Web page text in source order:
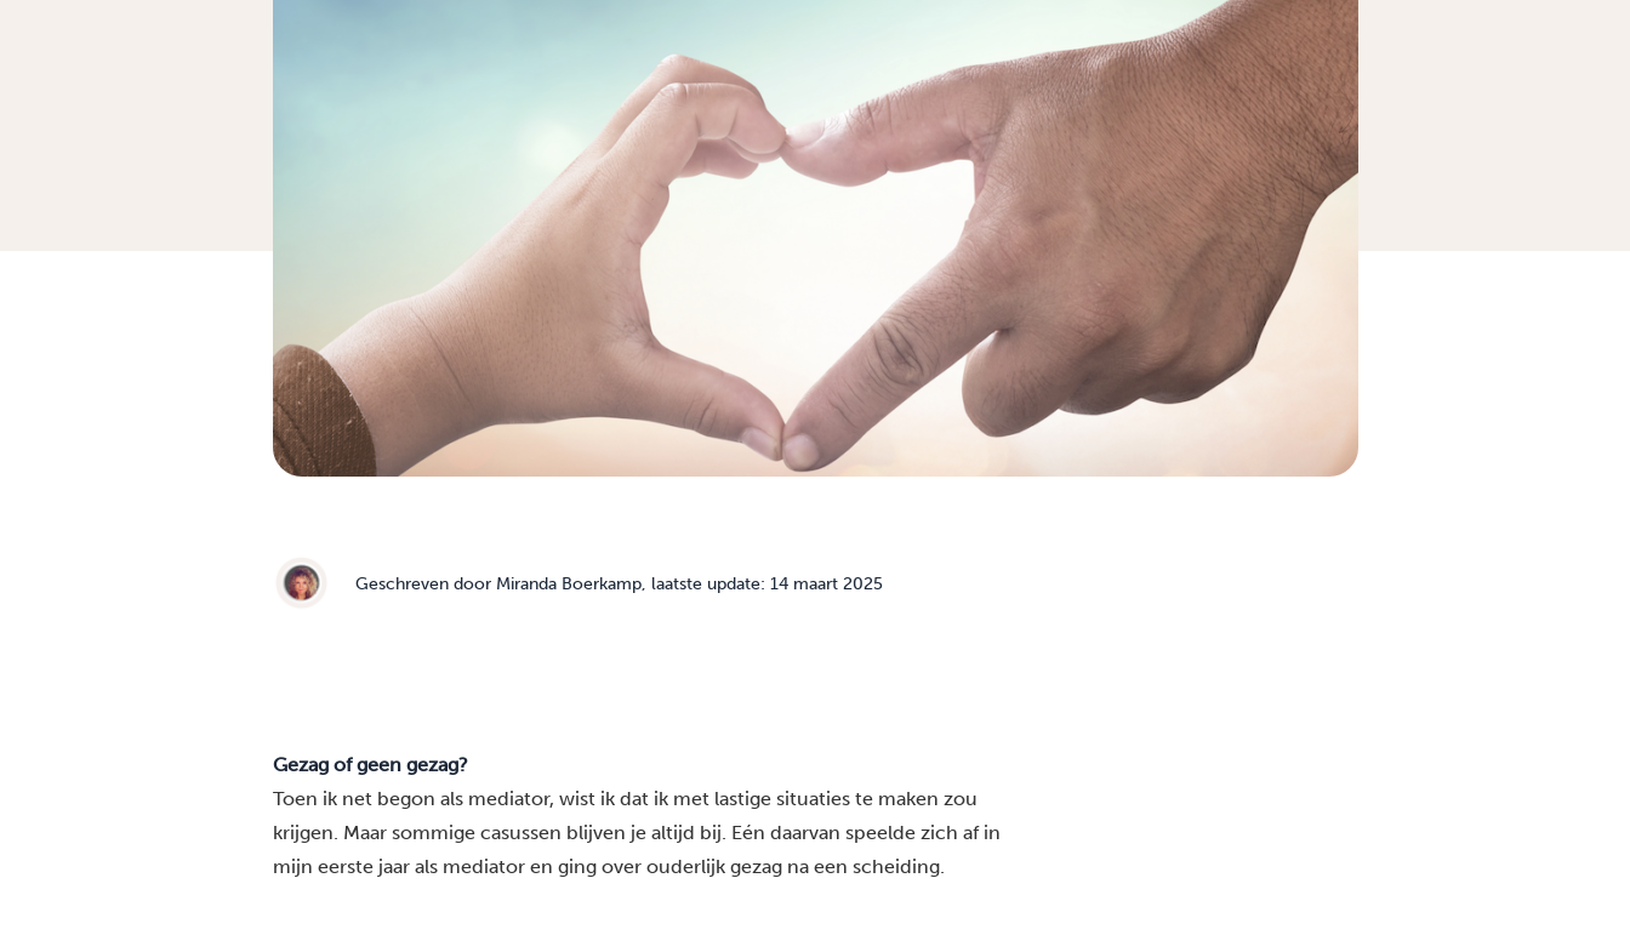
Geschreven door Miranda Boerkamp, laatste update: 14 maart 2025
Gezag of geen gezag?
Toen ik net begon als mediator, wist ik dat ik met lastige situaties te maken zou
krijgen. Maar sommige casussen blijven je altijd bij. Eén daarvan speelde zich af in
mijn eerste jaar als mediator en ging over ouderlijk gezag na een scheiding.